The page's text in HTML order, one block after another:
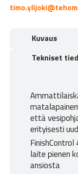
Kuvaus
Tekniset
että
erityisesti
laite pienen
ansiosta